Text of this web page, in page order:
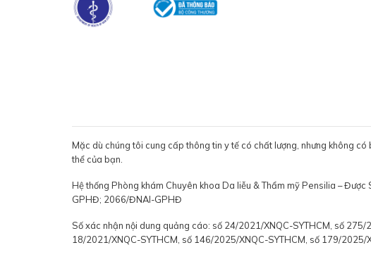
Mặc dù chúng tôi cung cấp thông tin y tế có chất lượng, nhưng không
thể của bạn.
Hệ thống Phòng khám Chuyên khoa Da liễu & Thẩm mỹ Pensilia –
GPHĐ; 2066/ĐNAI-GPHĐ
Số xác nhận nội dung quảng cáo: số 24/2021/XNQC-SYTHCM, số
18/2021/XNQC-SYTHCM, số 146/2025/XNQC-SYTHCM, số 179/2025/